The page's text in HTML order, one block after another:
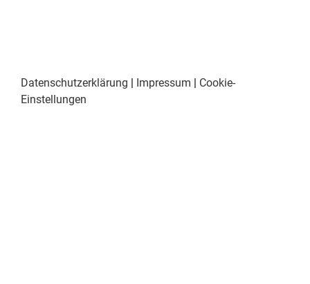
Datenschutzerklärung | Impressum | Cookie-
Einstellungen